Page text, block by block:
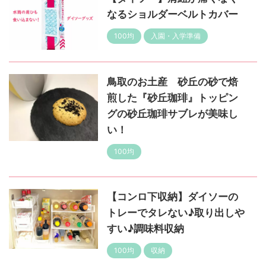
なるショルダーベルトカバー
100均 入園・入学準備
鳥取のお土産 砂丘の砂で焙
煎した『砂丘珈琲』トッピン
グの砂丘珈琲サブレが美味し
い！
100均
【コンロ下収納】ダイソーの
トレーでタレない♪取り出しや
すい♪調味料収納
100均 収納